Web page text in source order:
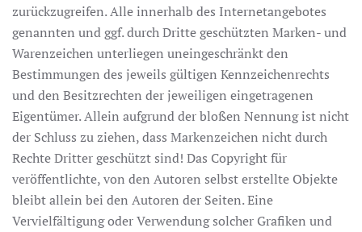
zurückzugreifen. Alle innerhalb des Internetangebotes
genannten und ggf. durch Dritte geschützten Marken- und
Warenzeichen unterliegen uneingeschränkt den
Bestimmungen des jeweils gültigen Kennzeichenrechts
und den Besitzrechten der jeweiligen eingetragenen
Eigentümer. Allein aufgrund der bloßen Nennung ist nicht
der Schluss zu ziehen, dass Markenzeichen nicht durch
Rechte Dritter geschützt sind! Das Copyright für
veröffentlichte, von den Autoren selbst erstellte Objekte
bleibt allein bei den Autoren der Seiten. Eine
Vervielfältigung oder Verwendung solcher Grafiken und